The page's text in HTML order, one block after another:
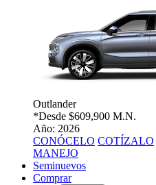
Outlander
*Desde $609,900 M.N.
Año: 2026
CONÓCELO COTÍZALO
MANEJO
Seminuevos
Comprar